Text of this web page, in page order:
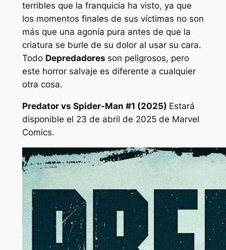
terribles que la franquicia ha visto, ya que
los momentos finales de sus víctimas no son
más que una agonía pura antes de que la
criatura se burle de su dolor al usar su cara.
Todo Depredadores son peligrosos, pero
este horror salvaje es diferente a cualquier
otra cosa.
Predator vs Spider-Man #1 (2025) Estará
disponible el 23 de abril de 2025 de Marvel
Comics.